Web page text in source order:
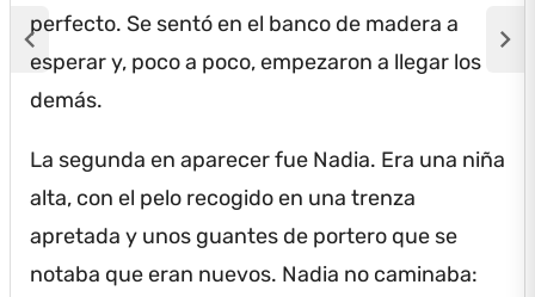
chevron_left
perfecto. Se sentó en el banco de madera a
esperar y, poco a poco, empezaron a llegar los
demás.
La segunda en aparecer fue Nadia. Era una niña
alta, con el pelo recogido en una trenza
apretada y unos guantes de portero que se
notaba que eran nuevos. Nadia no caminaba:
chevron_right